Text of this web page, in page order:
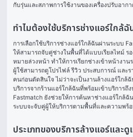
กับรุ่นและสภาพการใช้งานของเครื่องปรับอาก
ทำไมต้องใช้บริการช่างแอร์ใก
การเลือกใช้บริการช่างแอร์ใกล้ฉันผ่านระบบ
ให้สามารถจับคู่ช่างในพื้นที่ได้แบบเรียลไทม์ ร
หมายล่วงหน้า ทำให้การเรียกช่างเข้าหน้างาน
ผู้ใช้สามารถดูโปรไฟล์ รีวิว ประสบการณ์ และ
คนก่อนตัดสินใจ ไม่ว่าจะเป็นงานล้างแอร์ใกล้
บริการจากร้านแอร์ใกล้ฉันที่พร้อมเข้าบริการถึ
Fastmatch ยังช่วยให้การค้นหาช่างแอร์ใกล้
ระบบจะจับคู่ผู้ให้บริการตามพื้นที่และความพร้
ประเภทของบริการล้างแอร์และ